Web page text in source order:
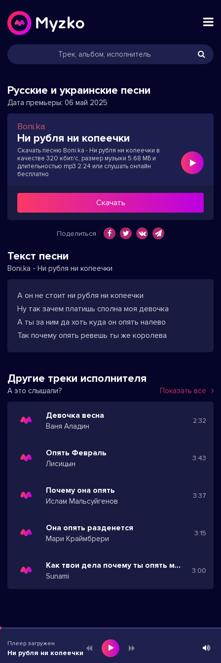
Русские и украинские песни
Дата премьеры: 06 май 2025
Boni.ka
Ни рубля ни копеечки
Скачать песню Boni.ka - Ни рубля ни копеечки в
качестве 320 кбит/с, размер музыки 5.68 МБ и
длительностью mp3 2:24 или слушать онлайн
бесплатно
Скачать
Поделиться
Текст песни
Boni.ka - Ни рубля ни копеечки
А он не стоит ни рубля ни копеечки
Ну так зачем платишь сполна моя девочка
А ты за ним да хоть куда он опять налево
Так почему опять ревешь ты же королева
Другие треки исполнителя
А это слышали? Показать все
Девочка весна
Ваня Аладин
2:32
Опять Февраль
Лисицын
3:43
Почему она опять
Ислам Мальсуйгенов
3:37
Она опять разденется
Мари Краймбрери
3:15
Как твои дела почему ты опять молчишь
Sunami
3:00
Плеер загружен
Ни рубля ни копеечки